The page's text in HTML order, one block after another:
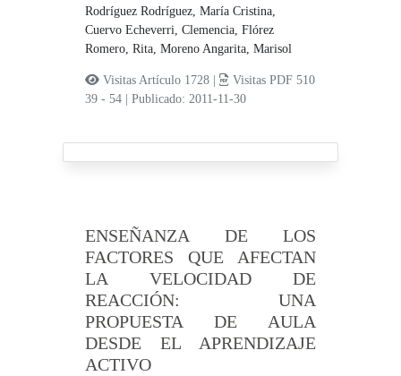
Rodríguez Rodríguez, María Cristina,
Cuervo Echeverri, Clemencia,Flórez
Romero, Rita,Moreno Angarita, Marisol
Visitas Artículo 1728 |
Visitas PDF 510
39 - 54
|Publicado: 2011-11-30
ENSEÑANZA DE LOS
FACTORES QUE AFECTAN
LA VELOCIDAD DE
REACCIÓN: UNA
PROPUESTA DE AULA
DESDE EL APRENDIZAJE
ACTIVO